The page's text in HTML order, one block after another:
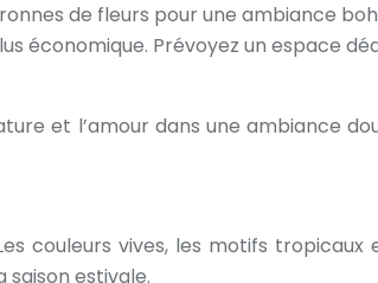
de fleurs pour une ambiance
économique. Prévoyez un espace
et l’amour dans une ambiance
couleurs vives, les motifs
estivale.